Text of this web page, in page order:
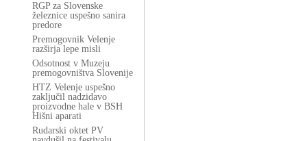
RGP za Slovenske
železnice uspešno sanira
predore
Premogovnik Velenje
razširja lepe misli
Odsotnost v Muzeju
premogovništva Slovenije
HTZ Velenje uspešno
zaključil nadzidavo
proizvodne hale v BSH
Hišni aparati
Rudarski oktet PV